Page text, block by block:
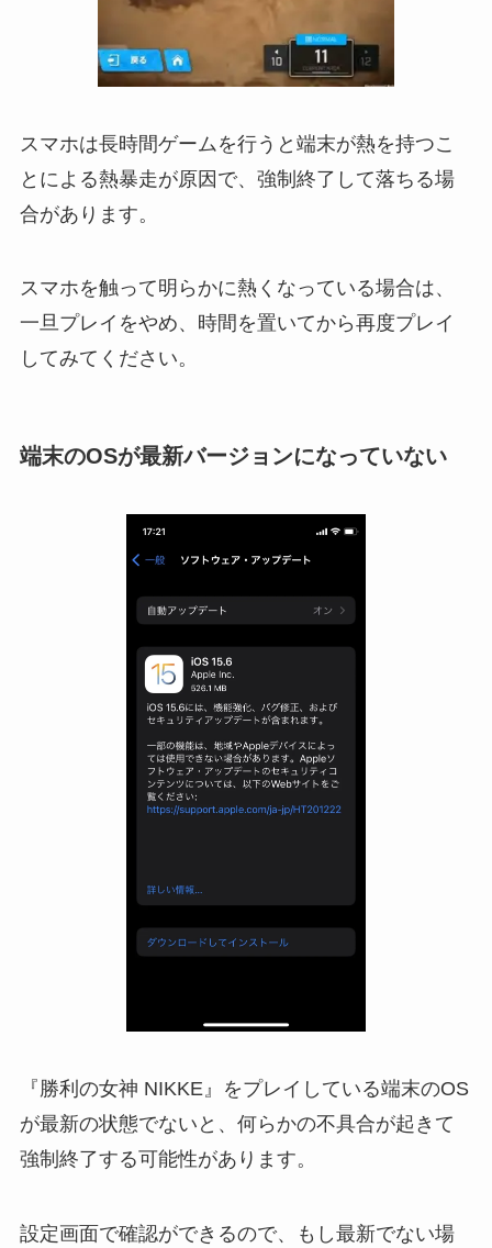
スマホは長時間ゲームを行うと端末が熱を持つこ
とによる熱暴走が原因で、強制終了して落ちる場
合があります。
スマホを触って明らかに熱くなっている場合は、
一旦プレイをやめ、時間を置いてから再度プレイ
してみてください。
端末のOSが最新バージョンになっていない
『勝利の女神 NIKKE』をプレイしている端末のOS
が最新の状態でないと、何らかの不具合が起きて
強制終了する可能性があります。
設定画面で確認ができるので、もし最新でない場